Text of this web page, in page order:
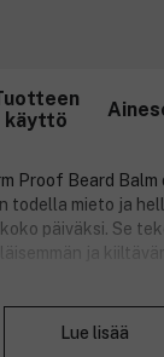
käyttö
Proof Beard Balm
todella mieto ja
päiväksi. Se
ja
Lue lisää